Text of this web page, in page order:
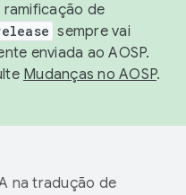
ramificação de
sempre vai
enviada ao AOSP.
Mudanças no AOSP.
na tradução de